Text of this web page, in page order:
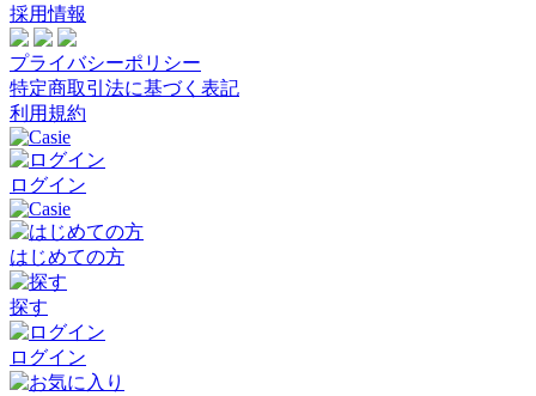
採用情報
プライバシーポリシー
特定商取引法に基づく表記
利用規約
ログイン
はじめての方
探す
ログイン